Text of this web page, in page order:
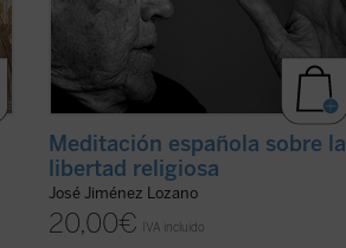
Meditación española sobre la
libertad religiosa
José Jiménez Lozano
20,00€ IVA incluido